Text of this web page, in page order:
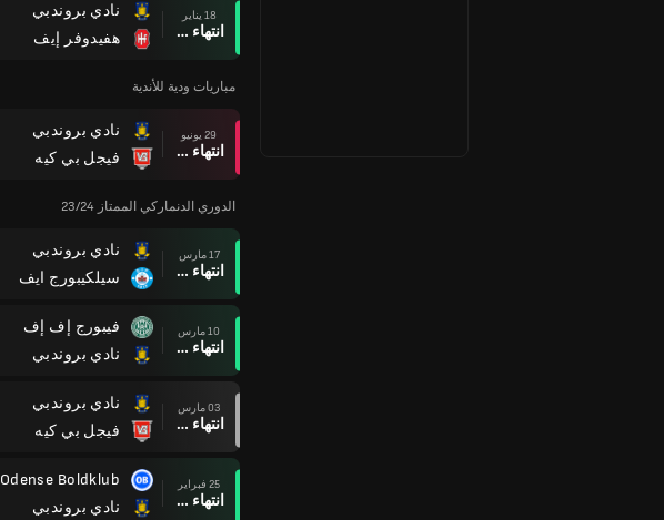
18 يناير
انتهاء وقت المباراة
نادي بروندبي
هفيدوفر إيف
مباريات ودية للأندية
29 يونيو
انتهاء وقت المباراة
نادي بروندبي
فيجل بي كيه
الدوري الدنماركي الممتاز 23/24
17 مارس
انتهاء وقت المباراة
نادي بروندبي
سيلكيبورج ايف
10 مارس
انتهاء وقت المباراة
فيبورج إف إف
نادي بروندبي
03 مارس
انتهاء وقت المباراة
نادي بروندبي
فيجل بي كيه
25 فبراير
انتهاء وقت المباراة
Odense Boldklub
نادي بروندبي